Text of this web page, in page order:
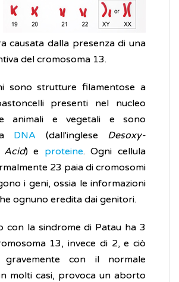
causata dalla presenza di una
del cromosoma 13.
sono strutture filamentose a
presenti nel nucleo
animali e vegetali e sono
DNA (dall'inglese Desoxy-
Acid) e proteine. Ogni cellula
23 paia di cromosomi
i geni, ossia le informazioni
ognuno eredita dai genitori.
con la sindrome di Patau ha 3
13, invece di 2, e ciò
gravemente con il normale
molti casi, provoca un aborto